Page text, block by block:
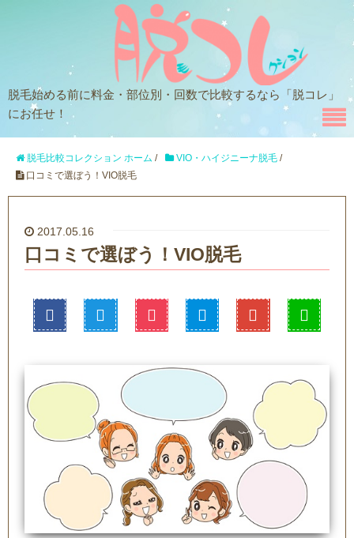
脱毛始める前に料金・部位別・回数で比較するなら「脱コレ」
にお任せ！
脱毛比較コレクション ホーム / VIO・ハイジニーナ脱毛 /
口コミで選ぼう！VIO脱毛
2017.05.16
口コミで選ぼう！VIO脱毛